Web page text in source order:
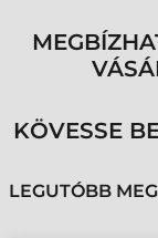
KÖVESSE
LEGUTÓBB